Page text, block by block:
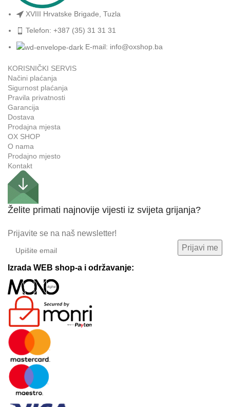
XVIII Hrvatske Brigade, Tuzla
Telefon: +387 (35) 31 31 31
E-mail: info@oxshop.ba
KORISNIČKI SERVIS
Načini plaćanja
Sigurnost plaćanja
Pravila privatnosti
Garancija
Dostava
Prodajna mjesta
OX SHOP
O nama
Prodajno mjesto
Kontakt
Želite primati najnovije vijesti iz svijeta grijanja?
Prijavite se na naš newsletter!
Izrada WEB shop-a i održavanje: